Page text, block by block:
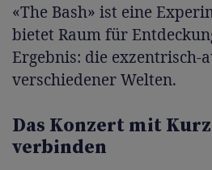
«The Bash» ist eine
bietet Raum für
Ergebnis: die exzentrisch-
verschiedener Welten.
Das Konzert mit
verbinden